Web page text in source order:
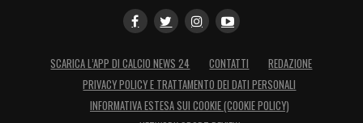
SCARICA L’APP DI CALCIO NEWS 24 CONTATTI
REDAZIONE
PRIVACY POLICY E TRATTAMENTO DEI DATI PERSONALI
INFORMATIVA ESTESA SUI COOKIE (COOKIE POLICY)